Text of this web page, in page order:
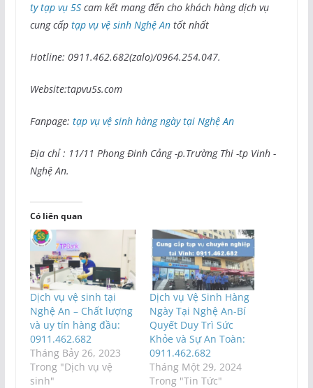
ty tạp vụ 5Scam kết mang đến cho khách hàng dịch vụ
cung cấptạp vụ vệ sinh Nghệ Antốt nhất
Hotline: 0911.462.682(zalo)/0964.254.047.
Website:tapvu5s.com
Fanpage: tạp vụ vệ sinh hàng ngày tại Nghệ An
Địa chỉ : 11/11 Phong Đinh Cảng -p.Trường Thi -tp Vinh -
Nghệ An.
Có liên quan
Dịch vụ vệ sinh tại
Nghệ An – Chất lượng
và uy tín hàng đầu:
0911.462.682
Tháng Bảy 26, 2023
Trong "Dịch vụ vệ
sinh"
Dịch vụ Vệ Sinh Hàng
Ngày Tại Nghệ An-Bí
Quyết Duy Trì Sức
Khỏe và Sự An Toàn:
0911.462.682
Tháng Một 29, 2024
Trong "Tin Tức"